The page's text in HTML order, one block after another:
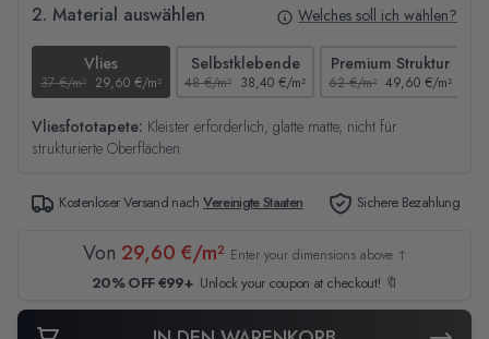
2. Material auswählen Welches soll ich wählen?
Vlies
37 €/m² 29,60 €/m²
Selbstklebende
48 €/m² 38,40 €/m²
Premium Struktur
62 €/m² 49,60 €/m²
Vliesfototapete: Kleister erforderlich, glatte matte, nicht für
strukturierte Oberflächen
Kostenloser Versand nachVereinigte Staaten Sichere Bezahlung
Von 29,60 €/m² Enter your dimensions above ↑
20% OFF €99+ Unlock your coupon at checkout! 🔖